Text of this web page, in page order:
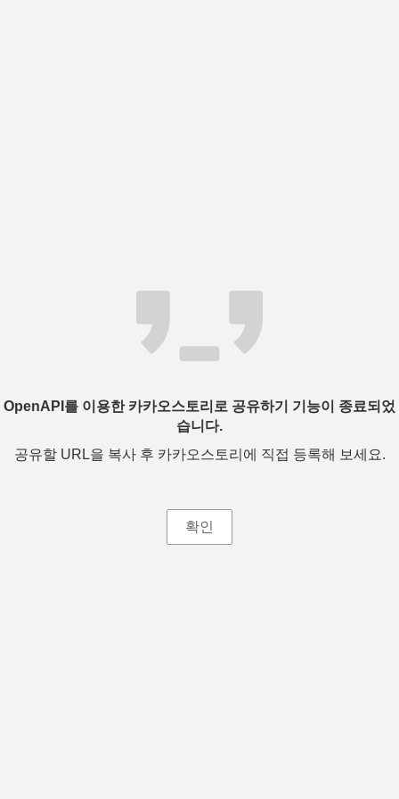
OpenAPI를 이용한 카카오스토리로 공유하기 기능이 종료되었
습니다.
공유할 URL을 복사 후 카카오스토리에 직접 등록해 보세요.
확인